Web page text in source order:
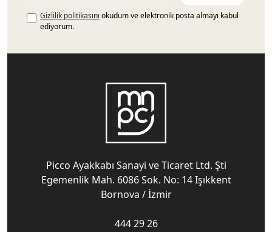
Gizlilik politikasını okudum ve elektronik posta almayı kabul
ediyorum.
Picco Ayakkabı Sanayi ve Ticaret Ltd. Şti
Egemenlik Mah. 6086 Sok. No: 14 Işıkkent
Bornova / İzmir
444 29 26